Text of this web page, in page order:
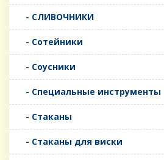
- СЛИВОЧНИКИ
- Сотейники
- Соусники
- Специальные инструменты
- Стаканы
- Стаканы для виски